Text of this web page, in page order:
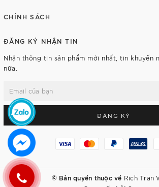
CHÍNH SÁCH
ĐĂNG KÝ NHẬN TIN
Nhận thông tin sản phẩm mới nhất, tin khuyến
nữa.
ĐĂNG KÝ
© Bản quyền thuộc về Rich Tran